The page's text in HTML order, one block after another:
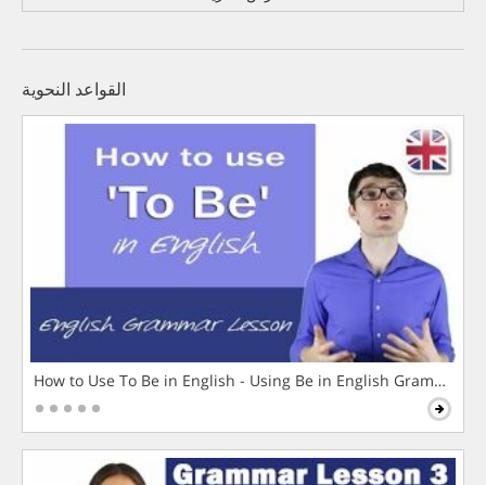
القواعد النحوية
How to Use To Be in English - Using Be in English Grammar